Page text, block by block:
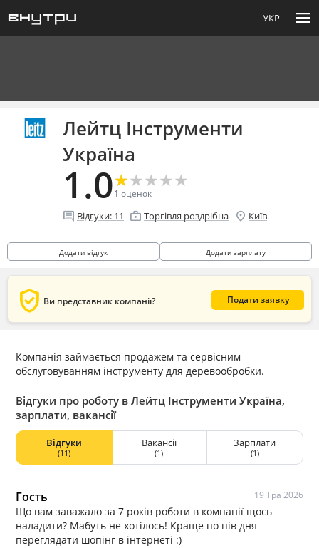
УКР menu
Лейтц Інструменти
Україна
1.0★
★★
★★
★★
★★
★
1 оценок
comment Відгуки: 11 enterprise Торгівля роздрібна location_on Київ
Додати відгук Додати зарплату
verified_user Ви представник компанії? Подати заявку
Компанія займається продажем та сервісним
обслуговуванням інструменту для деревообробки.
Відгуки про роботу в Лейтц Інструменти Україна,
зарплати, вакансії
Відгуки
(11)
Вакансії
(1)
Зарплати
(1)
Гость 19 Тра 2026
Що вам заважало за 7 років роботи в компанії щось
наладити? Мабуть не хотілось! Краще по пів дня
переглядати шопінг в інтернеті :)